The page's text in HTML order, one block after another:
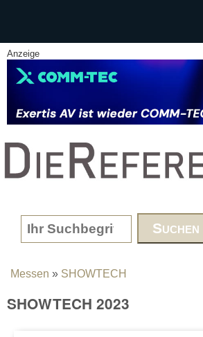
Anzeige
www.DieReferenz.de
Search form
You are here
Messen » SHOWTECH
SHOWTECH 2023